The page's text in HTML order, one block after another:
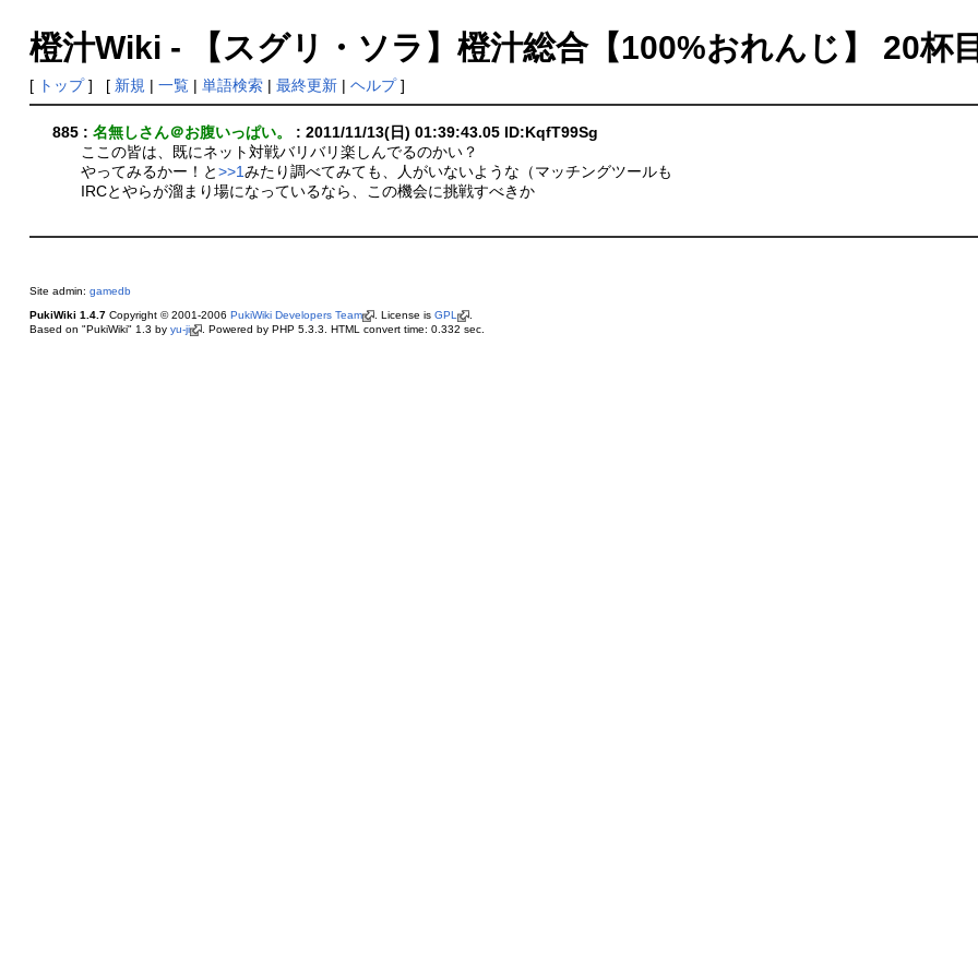
橙汁Wiki - 【スグリ・ソラ】橙汁総合【100%おれんじ】 20杯
[ トップ] [ 新規 | 一覧| 単語検索| 最終更新| ヘルプ]
885 :名無しさん＠お腹いっぱい。
: 2011/11/13(日) 01:39:43.05 ID:KqfT99Sg
ここの皆は、既にネット対戦バリバリ楽しんでるのかい？
やってみるかー！と>>1みたり調べてみても、人がいないような（マッチングツールも
IRCとやらが溜まり場になっているなら、この機会に挑戦すべきか
Site admin: gamedb
PukiWiki 1.4.7Copyright © 2001-2006 PukiWiki Developers Team . License is GPL
.
Based on "PukiWiki" 1.3 by yu-ji . Powered by PHP 5.3.3. HTML convert time: 0.332 sec.